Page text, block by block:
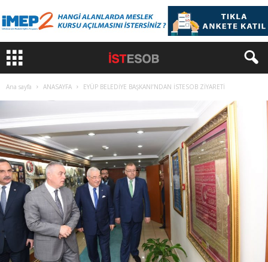
Ana sayfa ANASAYFA EYÜP BELEDİYE BAŞKANI’NDAN İSTESOB ZİYARETİ